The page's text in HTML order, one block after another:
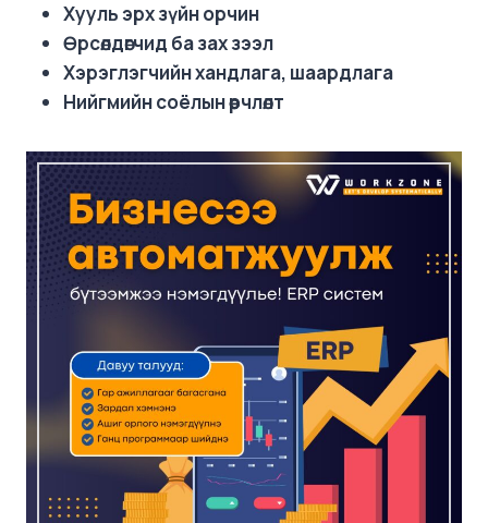
Хууль эрх зүйн орчин
Өрсөлдөгчид ба зах зээл
Хэрэглэгчийн хандлага, шаардлага
Нийгмийн соёлын өөрчлөлт